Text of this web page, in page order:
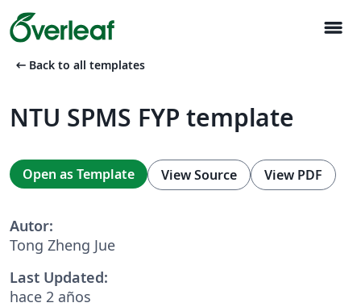
menu
arrow_left_alt Back to all templates
NTU SPMS FYP template
Open as Template View Source View PDF
Autor:
Tong Zheng Jue
Last Updated:
hace 2 años